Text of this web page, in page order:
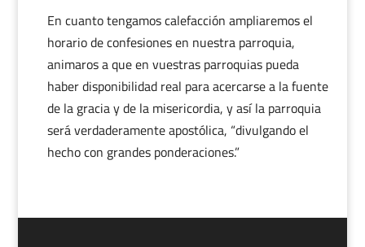
En cuanto tengamos calefacción ampliaremos el
horario de confesiones en nuestra parroquia,
animaros a que en vuestras parroquias pueda
haber disponibilidad real para acercarse a la fuente
de la gracia y de la misericordia, y así la parroquia
será verdaderamente apostólica, “divulgando el
hecho con grandes ponderaciones.”